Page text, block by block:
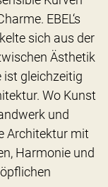
EBEL‘s
sich aus der
Ästhetik
ist gleichzeitig
Wo Kunst
und
Architektur mit
Harmonie und